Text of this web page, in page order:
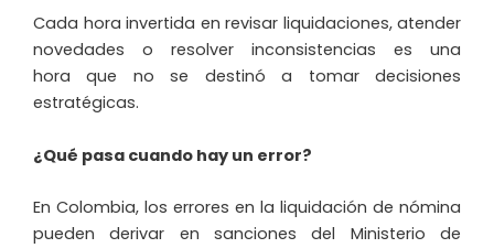
Cada hora invertida en revisar liquidaciones, atender
novedades o resolver inconsistencias es una
hora que no se destinó a tomar decisiones
estratégicas.
¿Qué pasa cuando hay un error?
En Colombia, los errores en la liquidación de nómina
pueden derivar en sanciones del Ministerio de